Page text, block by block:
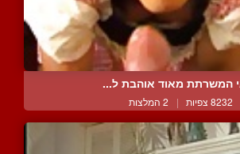
המשרתת מאוד אוהבת ל...
8232 צפיות | 2 המלצות